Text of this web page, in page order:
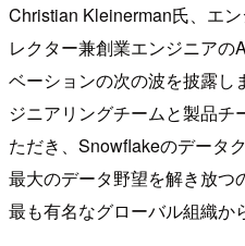
Christian Kleinerman氏、エ
レクター兼創業エンジニア
ベーションの次の波を披露し
ジニアリングチームと製品
ただき、Snowflakeのデータ
最大のデータ野望を解き放つ
最も有名なグローバル組織か